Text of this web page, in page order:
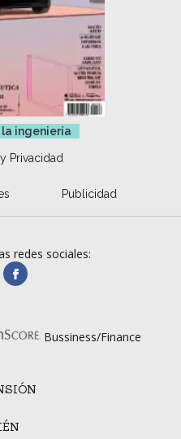
la ingeniería
Privacidad
Publicidad
redes sociales:
manufacturaGE
Bussiness/Finance